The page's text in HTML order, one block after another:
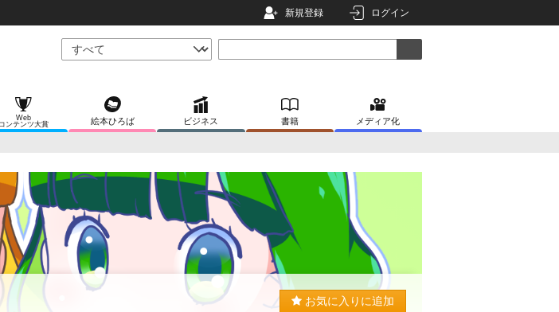
新規登録 ログイン
Web
コンテンツ大賞
絵本ひろば ビジネス 書籍 メディア化
お気に入りに追加